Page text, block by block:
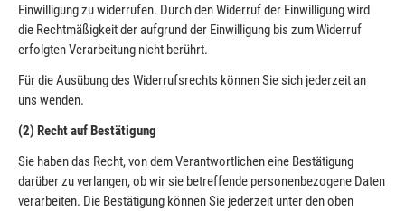
Einwilligung zu widerrufen. Durch den Widerruf der Einwilligung wird
die Rechtmäßigkeit der aufgrund der Einwilligung bis zum Widerruf
erfolgten Verarbeitung nicht berührt.
Für die Ausübung des Widerrufsrechts können Sie sich jederzeit an
uns wenden.
(2) Recht auf Bestätigung
Sie haben das Recht, von dem Verantwortlichen eine Bestätigung
darüber zu verlangen, ob wir sie betreffende personenbezogene Daten
verarbeiten. Die Bestätigung können Sie jederzeit unter den oben